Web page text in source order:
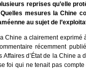
reprises qu’elle
mesures la Chine
au sujet de
Chine a clairement
récemment
Affaires d’État de la Chine
foi qui ne tenait pas